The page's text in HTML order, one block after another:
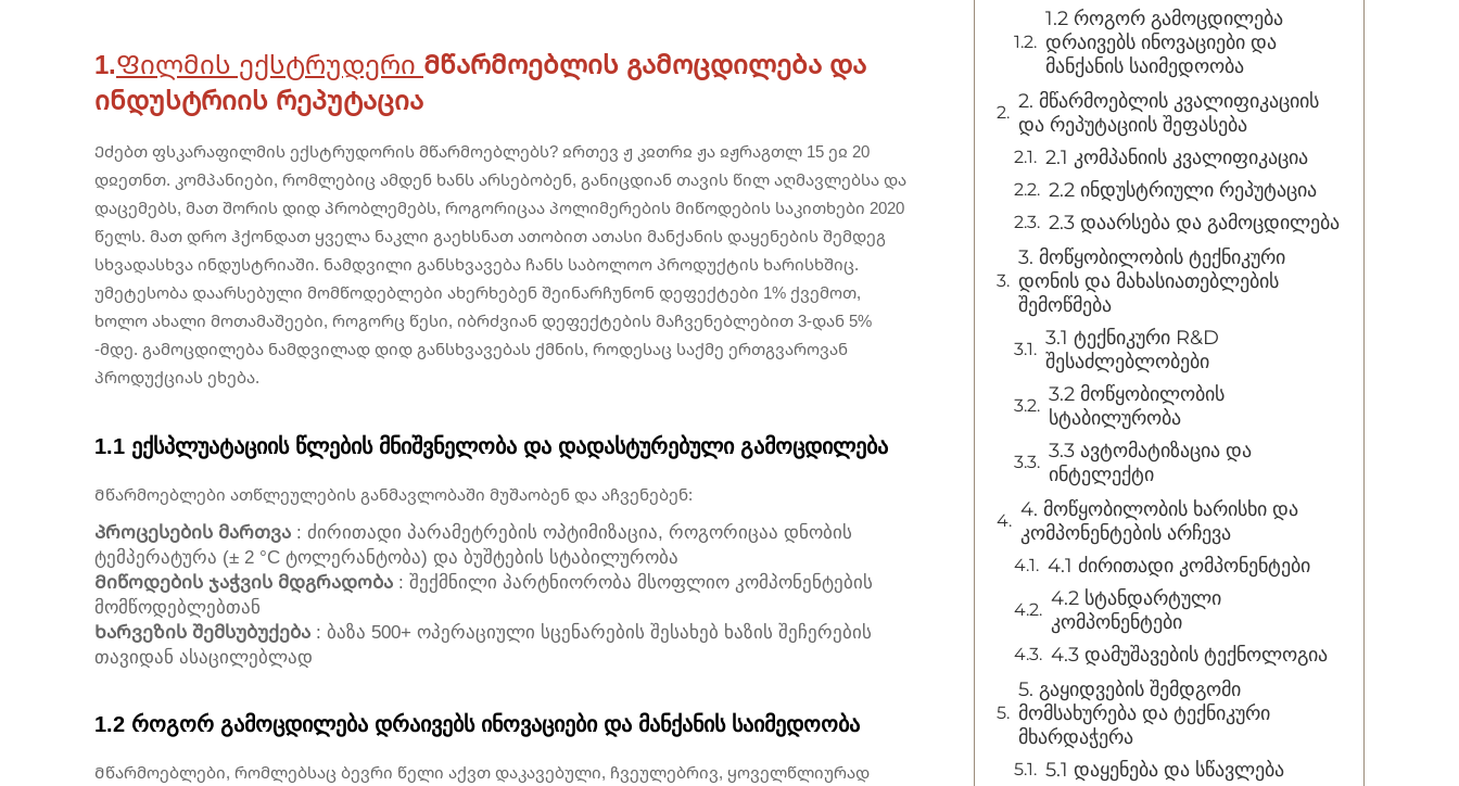
1.Ფილმის ექსტრუდერი Მწარმოებლის გამოცდილება და
ინდუსტრიის რეპუტაცია
Ეძებთ ფსკარაფილმის ექსტრუდორის მწარმოებლებს? ჲრთევ ჟ კჲთრჲ ჟა ჲჟრაგთლ 15 ეჲ 20
დჲეთნთ. კომპანიები, რომლებიც ამდენ ხანს არსებობენ, განიცდიან თავის წილ აღმავლებსა და
დაცემებს, მათ შორის დიდ პრობლემებს, როგორიცაა პოლიმერების მიწოდების საკითხები 2020
წელს. მათ დრო ჰქონდათ ყველა ნაკლი გაეხსნათ ათობით ათასი მანქანის დაყენების შემდეგ
სხვადასხვა ინდუსტრიაში. ნამდვილი განსხვავება ჩანს საბოლოო პროდუქტის ხარისხშიც.
უმეტესობა დაარსებული მომწოდებლები ახერხებენ შეინარჩუნონ დეფექტები 1% ქვემოთ,
ხოლო ახალი მოთამაშეები, როგორც წესი, იბრძვიან დეფექტების მაჩვენებლებით 3-დან 5%
-მდე. გამოცდილება ნამდვილად დიდ განსხვავებას ქმნის, როდესაც საქმე ერთგვაროვან
პროდუქციას ეხება.
1.1 ექსპლუატაციის წლების მნიშვნელობა და დადასტურებული გამოცდილება
Მწარმოებლები ათწლეულების განმავლობაში მუშაობენ და აჩვენებენ:
Პროცესების მართვა : ძირითადი პარამეტრების ოპტიმიზაცია, როგორიცაა დნობის
ტემპერატურა (± 2 °C ტოლერანტობა) და ბუშტების სტაბილურობა
Მიწოდების ჯაჭვის მდგრადობა : შექმნილი პარტნიორობა მსოფლიო კომპონენტების
მომწოდებლებთან
Ხარვეზის შემსუბუქება : ბაზა 500+ ოპერაციული სცენარების შესახებ ხაზის შეჩერების
თავიდან ასაცილებლად
1.2 როგორ გამოცდილება დრაივებს ინოვაციები და მანქანის საიმედოობა
Მწარმოებლები, რომლებსაც ბევრი წელი აქვთ დაკავებული, ჩვეულებრივ, ყოველწლიურად
1.2 როგორ გამოცდილება
დრაივებს ინოვაციები და
მანქანის საიმედოობა
2. მწარმოებლის კვალიფიკაციის
და რეპუტაციის შეფასება
2.1 კომპანიის კვალიფიკაცია
2.2 ინდუსტრიული რეპუტაცია
2.3 დაარსება და გამოცდილება
3. მოწყობილობის ტექნიკური
დონის და მახასიათებლების
შემოწმება
3.1 ტექნიკური R&D
შესაძლებლობები
3.2 მოწყობილობის
სტაბილურობა
3.3 ავტომატიზაცია და
ინტელექტი
4. მოწყობილობის ხარისხი და
კომპონენტების არჩევა
4.1 ძირითადი კომპონენტები
4.2 სტანდარტული
კომპონენტები
4.3 დამუშავების ტექნოლოგია
5. გაყიდვების შემდგომი
მომსახურება და ტექნიკური
მხარდაჭერა
5.1 დაყენება და სწავლება